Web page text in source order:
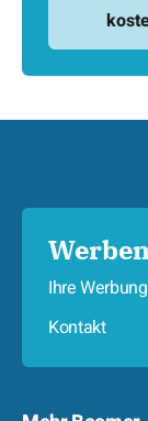
Ihre Werbung
Kontakt